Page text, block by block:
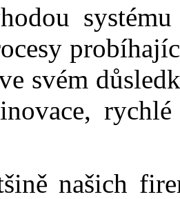
systému
svém
našich